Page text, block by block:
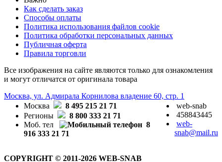
Как сделать заказ
Способы оплаты
Политика использования файлов cookie
Политика обработки персональных данных
Публичная оферта
Правила торговли
Все изображения на сайте являются только для ознакомления
и могут отличатся от оригинала товара
Москва, ул. Адмирала Корнилова владение 60, стр. 1
Москва
8 495 215 21 71
Регионы
8 800 333 21 71
Моб. тел
8
916 333 21 71
web-snab
458843445
web-
snab@mail.ru
COPYRIGHT © 2011-2026 WEB-SNAB